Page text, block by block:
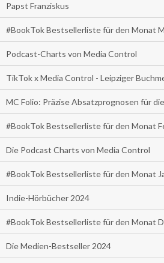
Papst Franziskus
#BookTok Bestsellerliste für den Monat
Podcast-Charts von Media Control
TikTok x Media Control - Leipziger
MC Folio: Präzise Absatzprognosen für
#BookTok Bestsellerliste für den Monat
Die Podcast Charts von Media Control
#BookTok Bestsellerliste für den Monat
Indie-Hörbücher 2024
#BookTok Bestsellerliste für den Monat
Die Medien-Bestseller 2024